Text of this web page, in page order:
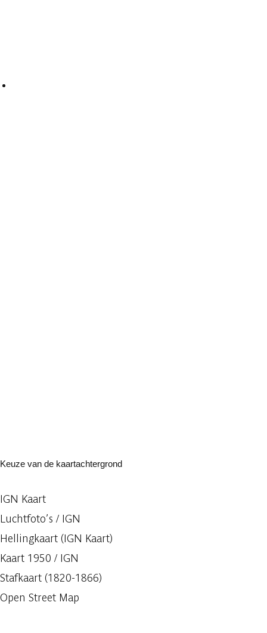
Keuze van de kaartachtergrond
IGN Kaart
Luchtfoto’s / IGN
Hellingkaart (IGN Kaart)
Kaart 1950 / IGN
Stafkaart (1820-1866)
Open Street Map